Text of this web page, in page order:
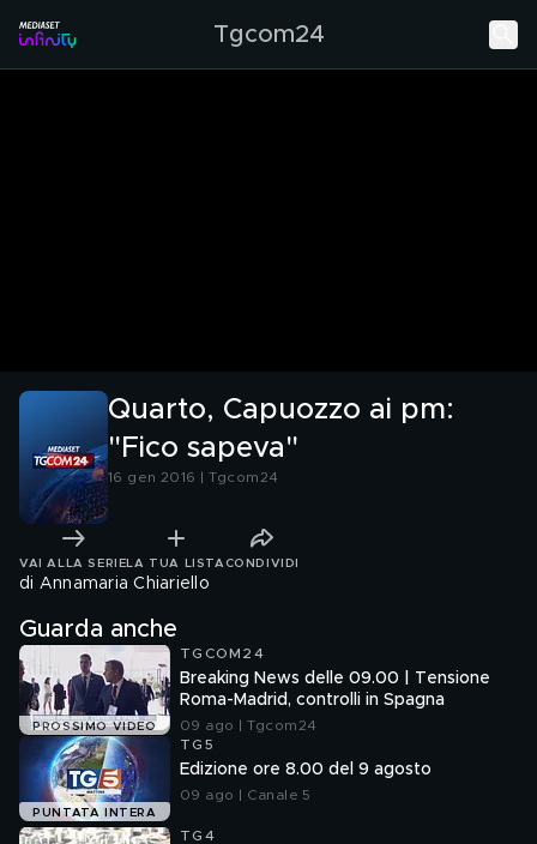
Tgcom24
Quarto, Capuozzo ai pm:
"Fico sapeva"
16 gen 2016 | Tgcom24
VAI ALLA SERIE LA TUA LISTA CONDIVIDI
di Annamaria Chiariello
Guarda anche
PROSSIMO VIDEO
TGCOM24
Breaking News delle 09.00 | Tensione
Roma-Madrid, controlli in Spagna
09 ago | Tgcom24
PUNTATA INTERA
TG5
Edizione ore 8.00 del 9 agosto
09 ago | Canale 5
TG4